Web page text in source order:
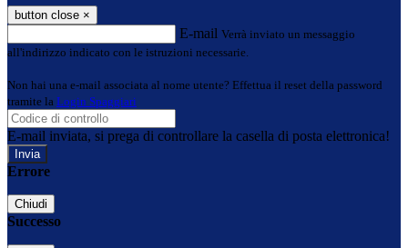
button close ×
E-mail Verrà inviato un messaggio
all'indirizzo indicato con le istruzioni necessarie.
Non hai una e-mail associata al nome utente? Effettua il reset della password
tramite la Login Spaggiari
E-mail inviata, si prega di controllare la casella di posta elettronica!
Errore
Chiudi
Successo